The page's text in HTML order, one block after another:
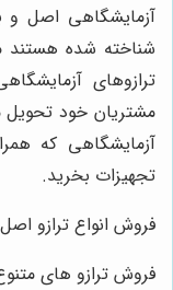
آزمایشگاهی اصل و
شناخته شده هستند
ترازوهای
مشتریان خود تحویل
آزمایشگاهی که
تجهیزات بخرید.
فروش انواع ترازو
فروش ترازو های